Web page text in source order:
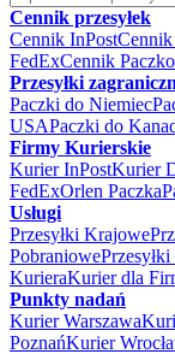
Cennik przesyłek
Cennik InPost
FedExCennik
Przesyłki
Paczki do Niemiec
USAPaczki do
Firmy Kurierskie
Kurier InPostKurier
FedExOrlen Paczka
Usługi
Przesyłki Krajowe
Pobraniowe
KurieraKurier dla
Punkty nadań
Kurier Warszawa
PoznańKurier